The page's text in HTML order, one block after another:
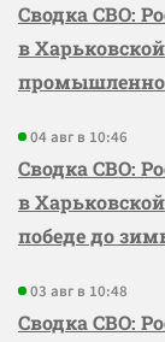
Сводка СВО:
в
04 авг в 10:46
Сводка СВО:
в
победе до
03 авг в 10:48
Сводка СВО: